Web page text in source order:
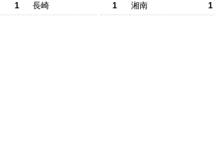
1 長崎
1
湘南 1